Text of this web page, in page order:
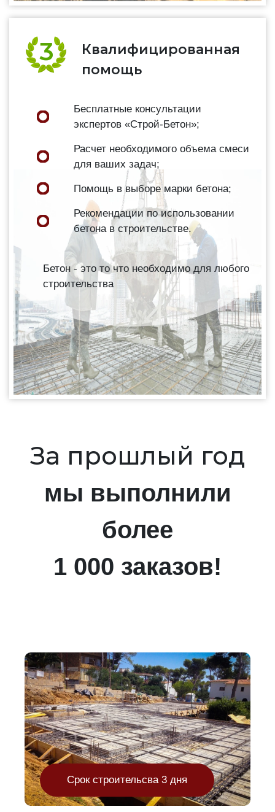
Квалифицированная
помощь
Бесплатные консультации
экспертов «Строй-Бетон»;
Расчет необходимого объема смеси
для ваших задач;
Помощь в выборе марки бетона;
Рекомендации по использовании
бетона в строительстве.
Бетон - это то что необходимо для любого
строительства
За прошлый год
мы выполнили
более
1 000 заказов!
Срок строительсва 3 дня